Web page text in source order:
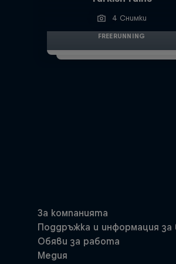
4 Снимки
FREERUNNING